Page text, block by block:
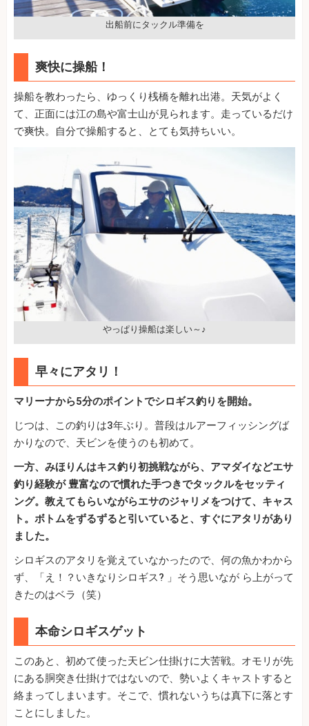
出船前にタックル準備を
爽快に操船！
操船を教わったら、ゆっくり桟橋を離れ出港。天気がよく
て、正面には江の島や富士山が見られます。走っているだけ
で爽快。自分で操船すると、とても気持ちいい。
やっぱり操船は楽しい～♪
早々にアタリ！
マリーナから5分のポイントでシロギス釣りを開始。
じつは、この釣りは3年ぶり。普段はルアーフィッシングば
かりなので、天ビンを使うのも初めて。
一方、みほりんはキス釣り初挑戦ながら、アマダイなどエサ
釣り経験が 豊富なので慣れた手つきでタックルをセッティ
ング。教えてもらいながらエサのジャリメをつけて、キャス
ト。ボトムをずるずると引いていると、すぐにアタリがあり
ました。
シロギスのアタリを覚えていなかったので、何の魚かわから
ず、「え！？いきなりシロギス? 」そう思いなが ら上がって
きたのはベラ（笑）
本命シロギスゲット
このあと、初めて使った天ビン仕掛けに大苦戦。オモリが先
にある胴突き仕掛けではないので、勢いよくキャストすると
絡まってしまいます。そこで、慣れないうちは真下に落とす
ことにしました。